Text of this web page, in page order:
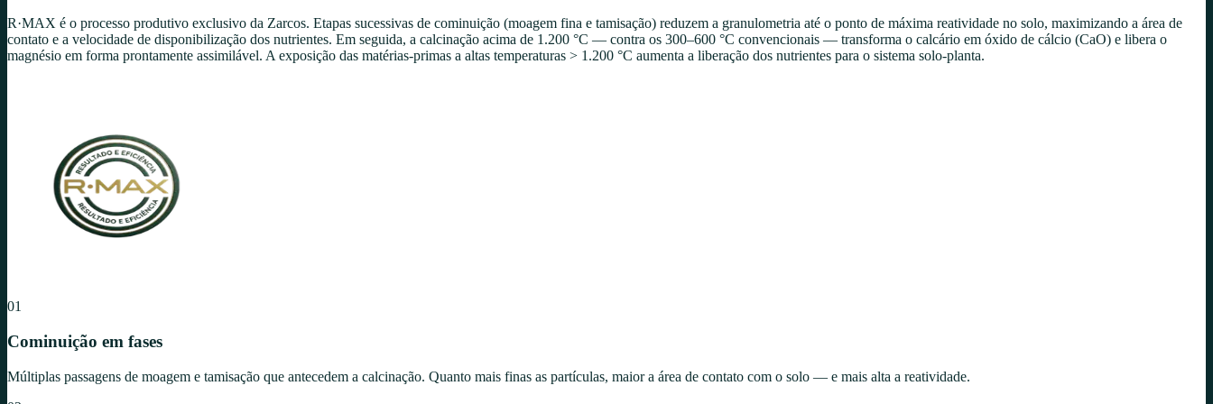
R·MAX é o processo produtivo exclusivo da Zarcos. Etapas sucessivas de cominuição (moagem fina e tamisação) reduzem a granulometria até o ponto de máxima reatividade no solo, maximizando a área de
contato e a velocidade de disponibilização dos nutrientes. Em seguida, a calcinação acima de 1.200 °C — contra os 300–600 °C convencionais — transforma o calcário em óxido de cálcio (CaO) e libera o
magnésio em forma prontamente assimilável. A exposição das matérias-primas a altas temperaturas > 1.200 °C aumenta a liberação dos nutrientes para o sistema solo-planta.
01
Cominuição em fases
Múltiplas passagens de moagem e tamisação que antecedem a calcinação. Quanto mais finas as partículas, maior a área de contato com o solo — e mais alta a reatividade.